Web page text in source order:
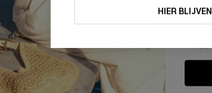
HIER BLIJVEN
die